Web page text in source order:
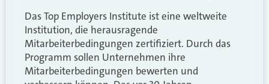
Das Top Employers Institute ist eine weltweite
Institution, die herausragende
Mitarbeiterbedingungen zertifiziert. Durch das
Programm sollen Unternehmen ihre
Mitarbeiterbedingungen bewerten und